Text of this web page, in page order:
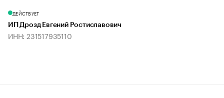
ДЕЙСТВУЕТ
ИП Дрозд Евгений Ростиславович
ИНН: 231517935110